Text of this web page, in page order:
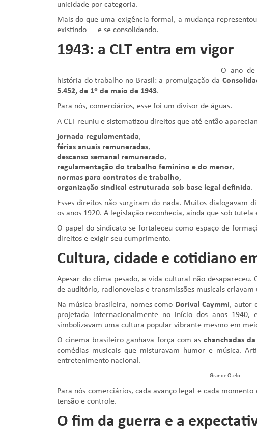
unicidade por categoria.
Mais do que uma exigência formal, a mudança
existindo — e se consolidando.
1943: a CLT entra em vigor
O ano de
história do trabalho no Brasil: a promulgação da
5.452, de 1º de maio de 1943.
Para nós, comerciários, esse foi um divisor de águas.
A CLT reuniu e sistematizou direitos que até então
jornada regulamentada,
férias anuais remuneradas,
descanso semanal remunerado,
regulamentação do trabalho feminino e do menor,
normas para contratos de trabalho,
organização sindical estruturada sob base legal definida.
Esses direitos não surgiram do nada. Muitos dialogavam
os anos 1920. A legislação reconhecia, ainda que sob
O papel do sindicato se fortaleceu como espaço de
direitos e exigir seu cumprimento.
Cultura, cidade e cotidiano
Apesar do clima pesado, a vida cultural não desapareceu.
de auditório, radionovelas e transmissões musicais
Na música brasileira, nomes como Dorival Caymmi, autor
projetada internacionalmente no início dos anos 1940,
simbolizavam uma cultura popular vibrante mesmo em
O cinema brasileiro ganhava força com as chanchadas
comédias musicais que misturavam humor e música.
entretenimento nacional.
Grande Otelo
Para nós comerciários, cada avanço legal e cada
tensão e controle.
O fim da guerra e a